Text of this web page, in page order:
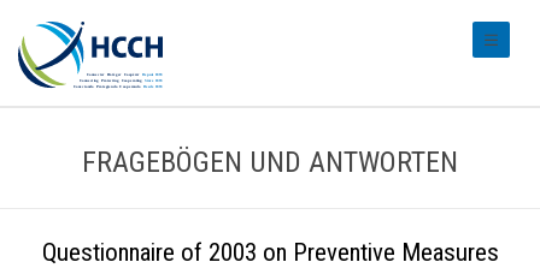
FRAGEBÖGEN UND ANTWORTEN
Questionnaire of 2003 on Preventive Measures